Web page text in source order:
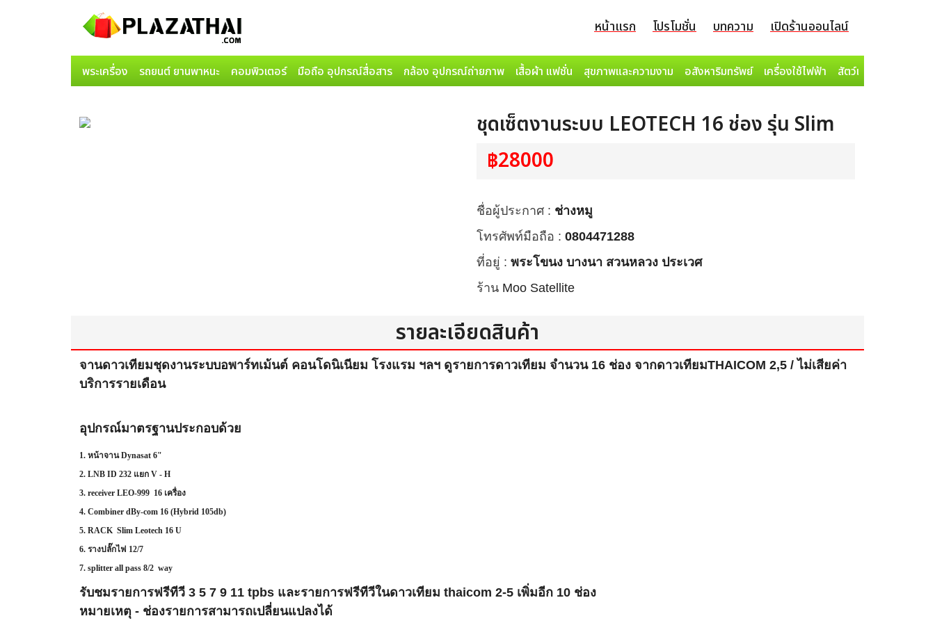
หน้าแรก โปรโมชั่น บทความ เปิดร้านออนไลน์
พระเครื่อง รถยนต์ ยานพาหนะ คอมพิวเตอร์ มือถือ อุปกรณ์สื่อสาร กล้อง อุปกรณ์ถ่ายภาพ เสื้อผ้า แฟชั่น สุขภาพและความงาม อสังหาริมทรัพย์ เครื่องใช้ไฟฟ้า สัตว์เลี้ยง
ชุดเซ็ตงานระบบ LEOTECH 16 ช่อง รุ่น Slim
฿28000
ชื่อผู้ประกาศ : ช่างหมู
โทรศัพท์มือถือ : 0804471288
ที่อยู่ : พระโขนง บางนา สวนหลวง ประเวศ
ร้าน Moo Satellite
รายละเอียดสินค้า
จานดาวเทียมชุดงานระบบอพาร์ทเม้นต์ คอนโดนิเนียม โรงแรม ฯลฯ ดูรายการดาวเทียม จำนวน 16 ช่อง จากดาวเทียมTHAICOM 2,5 / ไม่เสียค่า
บริการรายเดือน
อุปกรณ์มาตรฐานประกอบด้วย
1. หน้าจาน Dynasat 6"
2. LNB ID 232 แยก V - H
3. receiver LEO-999 16 เครื่อง
4. Combiner dBy-com 16 (Hybrid 105db)
5. RACK Slim Leotech 16 U
6. รางปลั๊กไฟ 12/7
7. splitter all pass 8/2 way
รับชมรายการฟรีทีวี 3 5 7 9 11 tpbs และรายการฟรีทีวีในดาวเทียม thaicom 2-5 เพิ่มอีก 10 ช่อง
หมายเหตุ - ช่องรายการสามารถเปลี่ยนแปลงได้